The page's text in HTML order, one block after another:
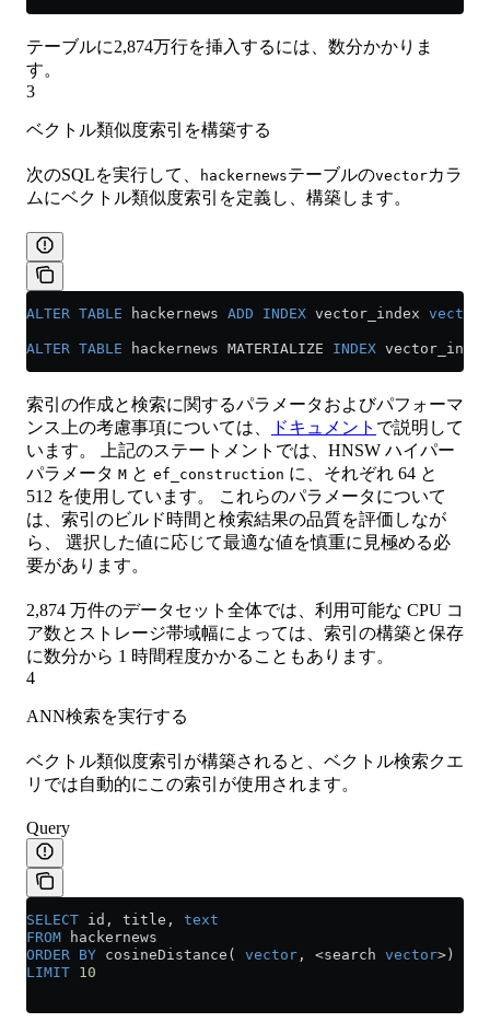
テーブルに2,874万行を挿入するには、数分かかりま
す。
3
ベクトル類似度索引を構築する
次のSQLを実行して、 hackernewsテーブルのvectorカラ
ムにベクトル類似度索引を定義し、構築します。
ALTER TABLE hackernews ADD INDEX vector_index vector
ALTER TABLE hackernews MATERIALIZE INDEX
索引の作成と検索に関するパラメータおよびパフォーマ
ンス上の考慮事項については、
ドキュメント で説明して
います。 上記のステートメントでは、HNSW ハイパー
パラメータ M と ef_construction に、それぞれ 64 と
512 を使用しています。 これらのパラメータについて
は、索引のビルド時間と検索結果の品質を評価しなが
ら、 選択した値に応じて最適な値を慎重に見極める必
要があります。
2,874 万件のデータセット全体では、利用可能な CPU コ
ア数とストレージ帯域幅によっては、索引の構築と保存
に数分から 1 時間程度かかることもあります。
4
ANN検索を実行する
ベクトル類似度索引が構築されると、ベクトル検索クエ
リでは自動的にこの索引が使用されます。
Query
SELECT id, title, text
FROM hackernews
ORDER BY cosineDistance( vector , <search vector>)
LIMIT 10